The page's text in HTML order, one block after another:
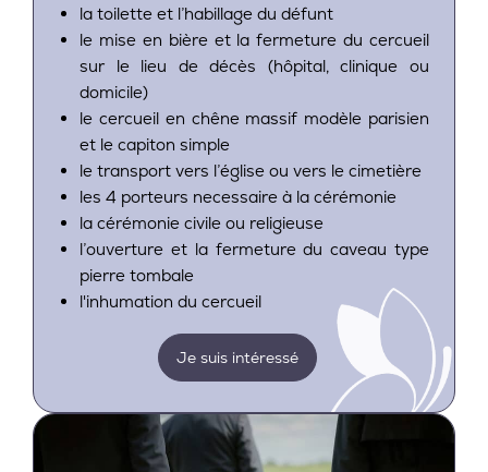
la toilette et l’habillage du défunt
le mise en bière et la fermeture du cercueil
sur le lieu de décès (hôpital, clinique ou
domicile)
le cercueil en chêne massif modèle parisien
et le capiton simple
le transport vers l’église ou vers le cimetière
les 4 porteurs necessaire à la cérémonie
la cérémonie civile ou religieuse
l’ouverture et la fermeture du caveau type
pierre tombale
l'inhumation du cercueil
Je suis intéressé